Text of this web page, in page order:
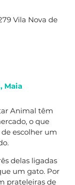
Vila Nova de
Maia
Animal têm
o que
escolher um
delas ligadas
um gato. Por
prateleiras de